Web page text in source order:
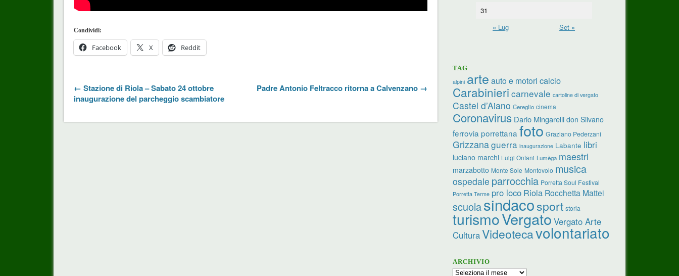
Condividi:
Facebook X Reddit
← Stazione di Riola – Sabato 24 ottobre
inaugurazione del parcheggio scambiatore
Padre Antonio Feltracco ritorna a Calvenzano →
31
« Lug
Set »
TAG
alpini arte auto e motori calcio
Carabinieri carnevale cartoline di vergato
Castel d’Aiano Cereglio cinema
Coronavirus Dario Mingarelli don Silvano
ferrovia porrettana foto Graziano Pederzani
Grizzanaguerra inaugurazione Labante libri
luciano marchi Luigi Ontani Lumèga maestri
marzabotto Monte Sole Montovolo musica
ospedale parrocchia Porretta Soul Festival
Porretta Terme pro loco Riola Rocchetta Mattei
scuolasindacosport storia
turismoVergato Vergato Arte
CulturaVideotecavolontariato
ARCHIVIO
Archivio